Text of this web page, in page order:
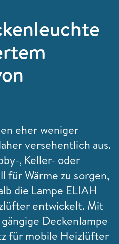
eher weniger
versehentlich aus.
, Keller- oder
für Wärme zu sorgen,
die Lampe ELIAH
entwickelt. Mit
Deckenlampe
für mobile Heizlüfter